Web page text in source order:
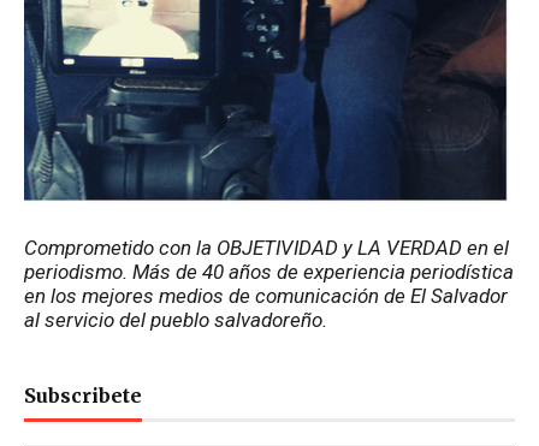
Comprometido con la OBJETIVIDAD y LA VERDAD en el
periodismo. Más de 40 años de experiencia periodística
en los mejores medios de comunicación de El Salvador
al servicio del pueblo salvadoreño.
Subscribete